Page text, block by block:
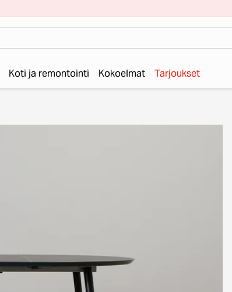
Koti ja remontointi Kokoelmat Tarjoukset